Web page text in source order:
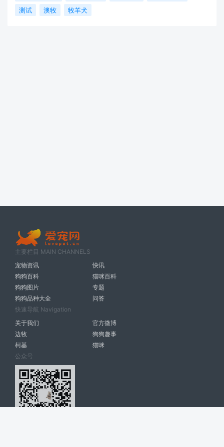
测试
澳牧 牧羊犬
主要栏目 MAIN CHANNELS
宠物资讯
快讯
狗狗百科
猫咪百科
狗狗图片
专题
狗狗品种大全
问答
快速导航 Navigation
关于我们
官方微博
边牧
狗狗趣事
柯基
猫咪
公众号